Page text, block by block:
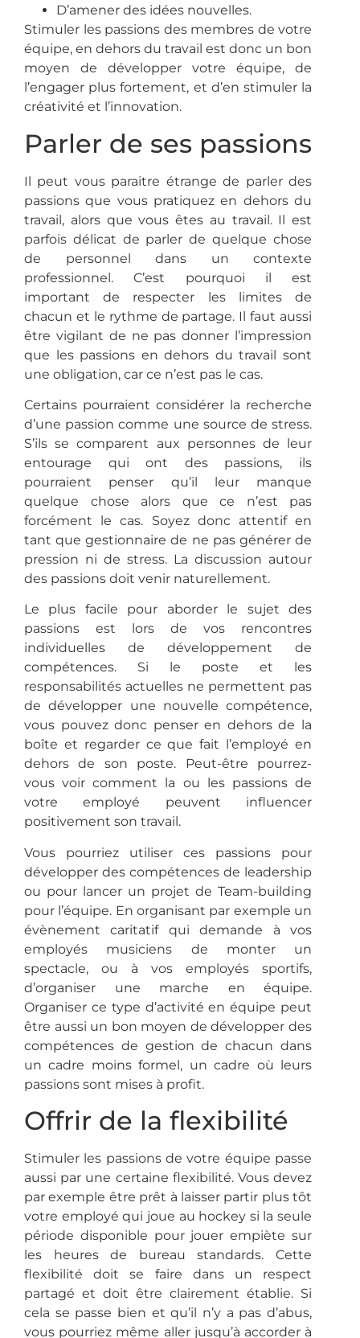
D’amener des idées nouvelles.
Stimuler les passions des membres de votre
équipe, en dehors du travail est donc un bon
moyen de développer votre équipe, de
l’engager plus fortement, et d’en stimuler la
créativité et l’innovation.
Parler de ses passions
Il peut vous paraitre étrange de parler des
passions que vous pratiquez en dehors du
travail, alors que vous êtes au travail. Il est
parfois délicat de parler de quelque chose
de personnel dans un contexte
professionnel.
C’est pourquoi il est
important de respecter les limites de
chacun et le rythme de partage. Il faut aussi
être vigilant de ne pas donner l’impression
que les passions en dehors du travail sont
une obligation, car ce n’est pas le cas.
Certains pourraient considérer la recherche
d’une passion comme une source de stress.
S’ils se comparent aux personnes de leur
entourage qui ont des passions, ils
pourraient penser qu’il leur manque
quelque chose alors que ce n’est pas
forcément le cas.
Soyez donc attentif en
tant que gestionnaire de ne pas générer de
pression ni de stress. La discussion autour
des passions doit venir naturellement.
Le plus facile pour aborder le sujet des
passions est lors de vos rencontres
individuelles de développement de
compétences.
Si le poste et les
responsabilités actuelles ne permettent pas
de développer une nouvelle compétence,
vous pouvez donc penser en dehors de la
boîte et regarder ce que fait l’employé en
dehors de son poste.
Peut-être pourrez-
vous voir comment la ou les passions de
votre employé peuvent influencer
positivement son travail.
Vous pourriez utiliser ces passions pour
développer des compétences de leadership
ou pour lancer un projet de Team-building
pour l’équipe. En organisant par exemple un
évènement caritatif qui demande à vos
employés musiciens de monter un
spectacle, ou à vos employés sportifs,
d’organiser une marche en équipe.
Organiser ce type d’activité en équipe peut
être aussi un bon moyen de développer des
compétences de gestion de chacun dans
un cadre moins formel, un cadre où leurs
passions sont mises à profit.
Offrir de la flexibilité
Stimuler les passions de votre équipe passe
aussi par une certaine flexibilité. Vous devez
par exemple être prêt à laisser partir plus tôt
votre employé qui joue au hockey si la seule
période disponible pour jouer empiète sur
les heures de bureau standards.
Cette
flexibilité doit se faire dans un respect
partagé et doit être clairement établie. Si
cela se passe bien et qu’il n’y a pas d’abus,
vous pourriez même aller jusqu’à accorder à